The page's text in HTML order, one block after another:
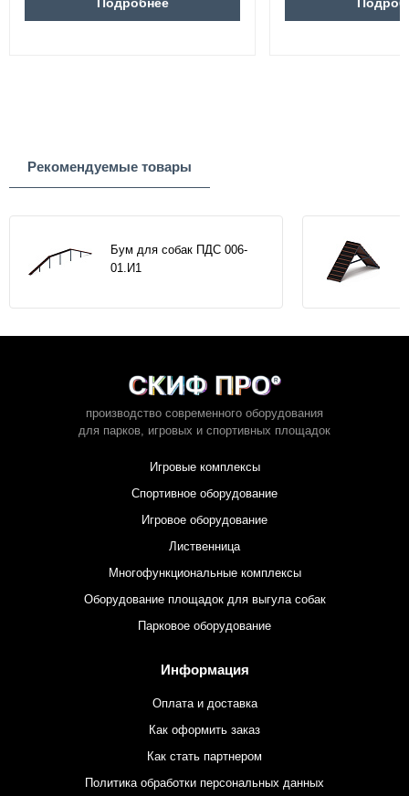
Рекомендуемые товары
Бум для собак ПДС 006-
01.И1
производство современного оборудования
для парков, игровых и спортивных площадок
Игровые комплексы
Спортивное оборудование
Игровое оборудование
Лиственница
Многофункциональные комплексы
Оборудование площадок для выгула собак
Парковое оборудование
Информация
Оплата и доставка
Как оформить заказ
Как стать партнером
Политика обработки персональных данных